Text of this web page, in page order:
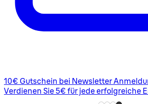
10€ Gutschein bei Newsletter
Verdienen Sie 5€ für jede erfolgreiche